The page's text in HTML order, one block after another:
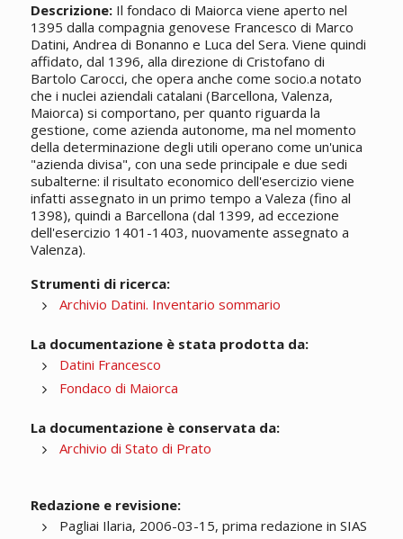
Descrizione:Il fondaco di Maiorca viene aperto nel
1395 dalla compagnia genovese Francesco di Marco
Datini, Andrea di Bonanno e Luca del Sera. Viene quindi
affidato, dal 1396, alla direzione di Cristofano di
Bartolo Carocci, che opera anche come socio.a notato
che i nuclei aziendali catalani (Barcellona, Valenza,
Maiorca) si comportano, per quanto riguarda la
gestione, come azienda autonome, ma nel momento
della determinazione degli utili operano come un'unica
"azienda divisa", con una sede principale e due sedi
subalterne: il risultato economico dell'esercizio viene
infatti assegnato in un primo tempo a Valeza (fino al
1398), quindi a Barcellona (dal 1399, ad eccezione
dell'esercizio 1401-1403, nuovamente assegnato a
Valenza).
Strumenti di ricerca:
Archivio Datini. Inventario sommario
La documentazione è stata prodotta da:
Datini Francesco
Fondaco di Maiorca
La documentazione è conservata da:
Archivio di Stato di Prato
Redazione e revisione:
Pagliai Ilaria, 2006-03-15, prima redazione in SIAS